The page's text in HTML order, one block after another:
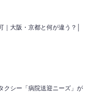
大阪・京都と何が違う？│
クシー「病院送迎ニーズ」が